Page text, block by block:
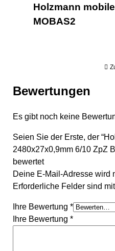
Holzmann
MOBAS2
Bewertungen
Es gibt noch keine
Seien Sie der Erste, der
2480x27x0,9mm 6/10 ZpZ
bewertet
Deine E-Mail-Adresse wird
Erforderliche Felder sind mit
Ihre Bewertung *
Ihre Bewertung *